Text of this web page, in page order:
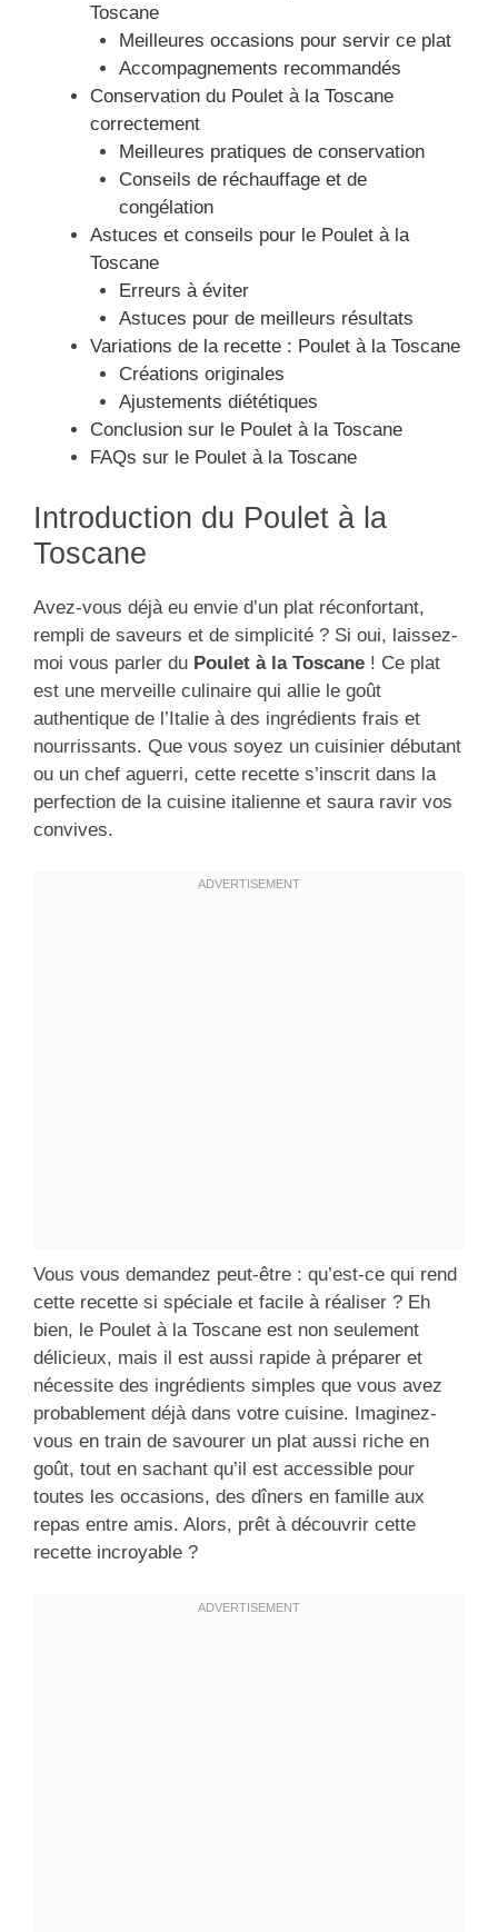
Toscane
Meilleures occasions pour servir ce plat
Accompagnements recommandés
Conservation du Poulet à la Toscane
correctement
Meilleures pratiques de conservation
Conseils de réchauffage et de
congélation
Astuces et conseils pour le Poulet à la
Toscane
Erreurs à éviter
Astuces pour de meilleurs résultats
Variations de la recette : Poulet à la Toscane
Créations originales
Ajustements diététiques
Conclusion sur le Poulet à la Toscane
FAQs sur le Poulet à la Toscane
Introduction du Poulet à la
Toscane
Avez-vous déjà eu envie d’un plat réconfortant,
rempli de saveurs et de simplicité ? Si oui, laissez-
moi vous parler du Poulet à la Toscane ! Ce plat
est une merveille culinaire qui allie le goût
authentique de l’Italie à des ingrédients frais et
nourrissants. Que vous soyez un cuisinier débutant
ou un chef aguerri, cette recette s’inscrit dans la
perfection de la cuisine italienne et saura ravir vos
convives.
Vous vous demandez peut-être : qu’est-ce qui rend
cette recette si spéciale et facile à réaliser ? Eh
bien, le Poulet à la Toscane est non seulement
délicieux, mais il est aussi rapide à préparer et
nécessite des ingrédients simples que vous avez
probablement déjà dans votre cuisine. Imaginez-
vous en train de savourer un plat aussi riche en
goût, tout en sachant qu’il est accessible pour
toutes les occasions, des dîners en famille aux
repas entre amis. Alors, prêt à découvrir cette
recette incroyable ?